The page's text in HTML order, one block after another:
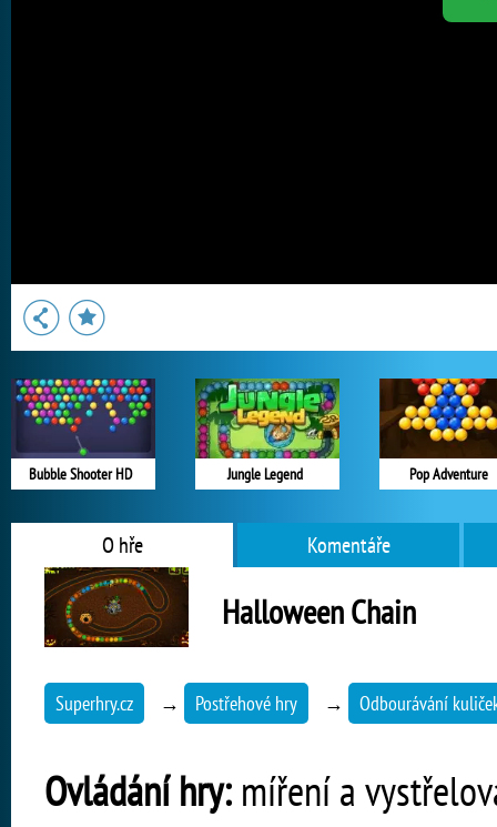
Bubble Shooter HD Jungle Legend Pop Adventure
O hře Komentáře
Halloween Chain
Superhry.cz → Postřehové hry → Odbourávání
Ovládání hry: míření a